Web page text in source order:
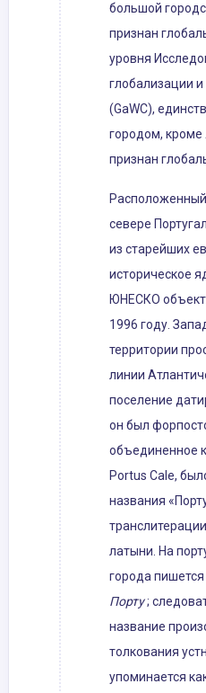
большой
признан
уровня
глобализации
(GaWC),
городом, кроме
признан
севере
из старейших
историческое
ЮНЕСКО
1996 году.
территории
линии
поселение
он был
объединенное
Portus Cale,
названия
латыни. На
города
Порту;
название
толкования
упоминается